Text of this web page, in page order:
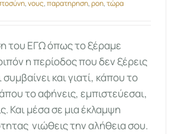
,νους,παρατηρηση,ροη,τώρα
του ΕΓΩ όπως το ξέραμε
η περίοδος που δεν ξέρεις
και γιατί, κάπου το
το αφήνεις, εμπιστεύεσαι,
Και μέσα σε μια έκλαμψη
νιώθεις την αλήθεια σου.